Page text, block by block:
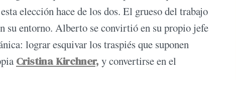
elección hace de los dos. El grueso del trabajo
su entorno. Alberto se convirtió en su propio jefe
lograr esquivar los traspiés que suponen
Cristina Kirchner, y convertirse en el